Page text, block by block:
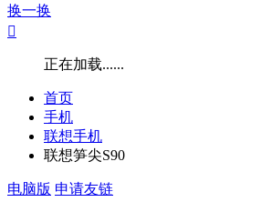
换一换

正在加载......
首页
手机
联想手机
联想笋尖S90
电脑版 申请友链